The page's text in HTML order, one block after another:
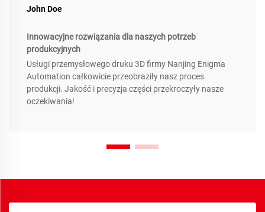
John Doe
Innowacyjne rozwiązania dla naszych potrzeb
produkcyjnych
Usługi przemysłowego druku 3D firmy Nanjing Enigma
Automation całkowicie przeobraziły nasz proces
produkcji. Jakość i precyzja części przekroczyły nasze
oczekiwania!